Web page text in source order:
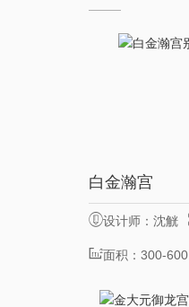
白金瀚宫
设计师：沈觥
博面积：300-600
㎡